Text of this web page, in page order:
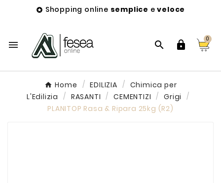
 Shopping online semplice eveloce
  
0
Home EDILIZIA
Chimica per
L'Edilizia
RASANTI CEMENTIZI
Grigi
PLANITOP Rasa & Ripara 25kg (R2)